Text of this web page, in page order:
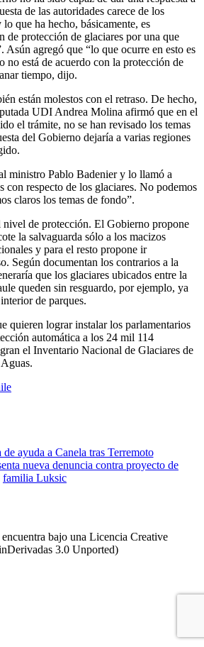
de las autoridades carece de los
que ha hecho, básicamente, es
de protección de glaciares por una que
Asún agregó que “lo que ocurre en esto es
no está de acuerdo con la protección de
tiempo, dijo.
están molestos con el retraso. De hecho,
UDI Andrea Molina afirmó que en el
el trámite, no se han revisado los temas
del Gobierno dejaría a varias regiones
ministro Pablo Badenier y lo llamó a
con respecto de los glaciares. No podemos
claros los temas de fondo”.
nivel de protección. El Gobierno propone
la salvaguarda sólo a los macizos
y para el resto propone ir
Según documentan los contrarios a la
que los glaciares ubicados entre la
queden sin resguardo, por ejemplo, ya
de parques.
quieren lograr instalar los parlamentarios
automática a los 24 mil 114
el Inventario Nacional de Glaciares de
de ayuda a Canela tras Terremoto
nueva denuncia contra proyecto de
familia Luksic
bajo una Licencia Creative
3.0 Unported)